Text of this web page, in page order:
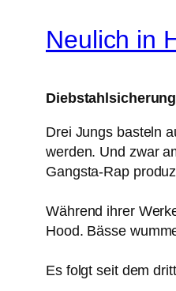
Neulich in
Drei Jungs basteln
werden. Und zwar
Gangsta-Rap
Während ihrer
Hood. Bässe
Es folgt seit dem